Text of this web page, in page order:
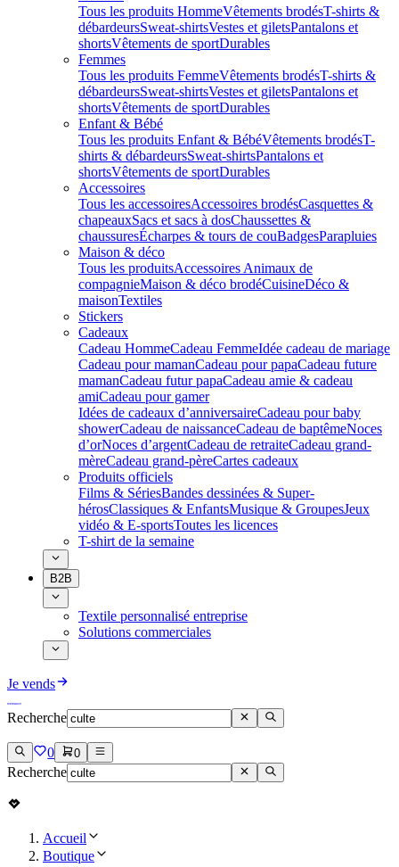
Tous les produits HommeVêtements brodésT-shirts &
débardeursSweat-shirtsVestes et giletsPantalons et
shortsVêtements de sportDurables
Femmes
Tous les produits FemmeVêtements brodésT-shirts &
débardeursSweat-shirtsVestes et giletsPantalons et
shortsVêtements de sportDurables
Enfant & Bébé
Tous les produits Enfant & BébéVêtements brodésT-
shirts & débardeursSweat-shirtsPantalons et
shortsVêtements de sportDurables
Accessoires
Tous les accessoiresAccessoires brodésCasquettes &
chapeauxSacs et sacs à dosChaussettes &
chaussuresÉcharpes & tours de couBadgesParapluies
Maison & déco
Tous les produitsAccessoires Animaux de
compagnieMaison & déco brodéCuisineDéco &
maisonTextiles
Stickers
Cadeaux
Cadeau HommeCadeau FemmeIdée cadeau de mariage​
Cadeau pour mamanCadeau pour papaCadeau future
mamanCadeau futur papaCadeau amie & cadeau
amiCadeau pour gamer
Idées de cadeaux d’anniversaireCadeau pour baby
showerCadeau de naissanceCadeau de baptêmeNoces
d’orNoces d’argentCadeau de retraiteCadeau grand-
mèreCadeau grand-pèreCartes cadeaux
Produits officiels
Films & SériesBandes dessinées & Super-
hérosClassiques & EnfantsMusique & GroupesJeux
vidéo & E-sportsToutes les licences
T-shirt de la semaine
B2B
Textile personnalisé entreprise
Solutions commerciales
Je vends
Recherche
0 0
Recherche
Accueil
Boutique